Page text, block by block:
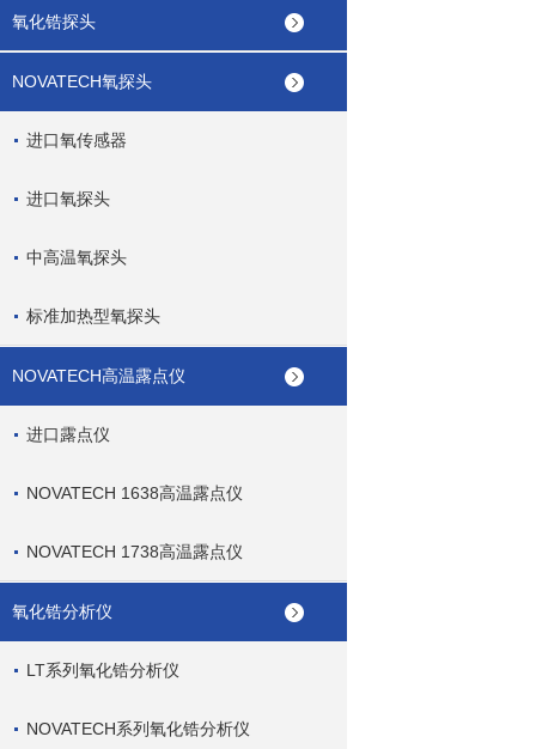
氧化锆探头
NOVATECH氧探头
进口氧传感器
进口氧探头
中高温氧探头
标准加热型氧探头
NOVATECH高温露点仪
进口露点仪
NOVATECH 1638高温露点仪
NOVATECH 1738高温露点仪
氧化锆分析仪
LT系列氧化锆分析仪
NOVATECH系列氧化锆分析仪